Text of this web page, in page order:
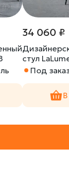
34 060 ₽
стул
Под